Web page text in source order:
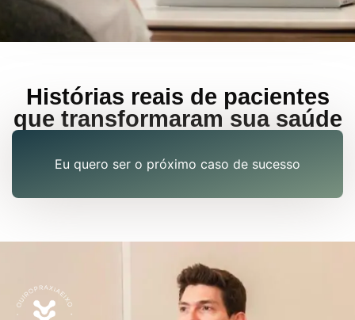
Histórias reais de pacientes
que transformaram sua saúde
Eu quero ser o próximo caso de sucesso